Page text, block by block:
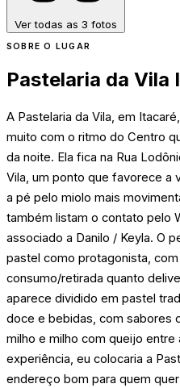
Ver todas as 3 fotos
SOBRE O LUGAR
Pastelaria da Vila
A Pastelaria da Vila, em
muito com o ritmo do Centro
da noite. Ela fica na Rua
Vila, um ponto que favorece a
a pé pelo miolo mais
também listam o contato pelo
associado a Danilo / Keyla. O
pastel como protagonista,
consumo/retirada quanto
aparece dividido em pastel
doce e bebidas, com sabores
milho e milho com queijo
experiência, eu colocaria a
endereço bom para quem